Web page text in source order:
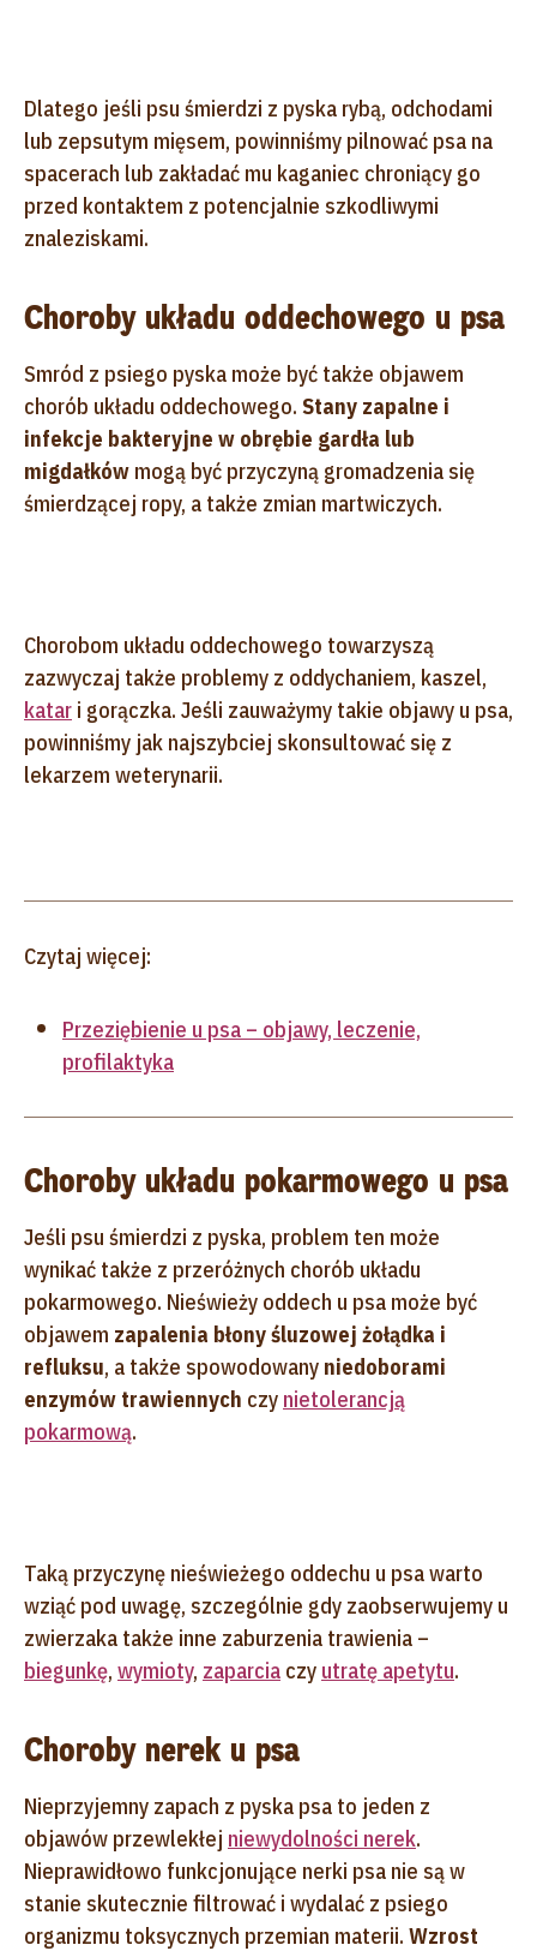
Dlatego jeśli psu śmierdzi z pyska rybą, odchodami
lub zepsutym mięsem, powinniśmy pilnować psa na
spacerach lub zakładać mu kaganiec chroniący go
przed kontaktem z potencjalnie szkodliwymi
znaleziskami.
Choroby układu oddechowego u psa
Smród z psiego pyska może być także objawem
chorób układu oddechowego. Stany zapalne i
infekcje bakteryjne w obrębie gardła lub
migdałków mogą być przyczyną gromadzenia się
śmierdzącej ropy, a także zmian martwiczych.
Chorobom układu oddechowego towarzyszą
zazwyczaj także problemy z oddychaniem, kaszel,
katar i gorączka. Jeśli zauważymy takie objawy u psa,
powinniśmy jak najszybciej skonsultować się z
lekarzem weterynarii.
Czytaj więcej:
Przeziębienie u psa – objawy, leczenie,
profilaktyka
Choroby układu pokarmowego u psa
Jeśli psu śmierdzi z pyska, problem ten może
wynikać także z przeróżnych chorób układu
pokarmowego. Nieświeży oddech u psa może być
objawem zapalenia błony śluzowej żołądka i
refluksu, a także spowodowany niedoborami
enzymów trawiennych czy nietolerancją
pokarmową.
Taką przyczynę nieświeżego oddechu u psa warto
wziąć pod uwagę, szczególnie gdy zaobserwujemy u
zwierzaka także inne zaburzenia trawienia –
biegunkę, wymioty, zaparcia czy utratę apetytu.
Choroby nerek u psa
Nieprzyjemny zapach z pyska psa to jeden z
objawów przewlekłej niewydolności nerek.
Nieprawidłowo funkcjonujące nerki psa nie są w
stanie skutecznie filtrować i wydalać z psiego
organizmu toksycznych przemian materii. Wzrost